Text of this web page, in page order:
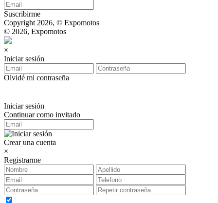
Suscribirme
Copyright 2026, © Expomotos
© 2026, Expomotos
×
Iniciar sesión
Olvidé mi contraseña
Iniciar sesión
Continuar como invitado
Crear una cuenta
×
Registrarme